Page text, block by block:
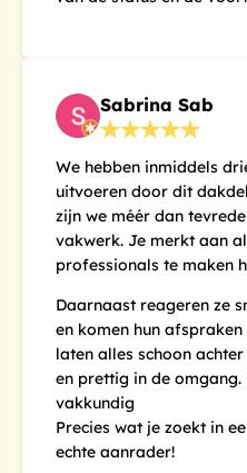
Sabrina Sab
We hebben inmiddels
uitvoeren door dit
zijn we méér dan
vakwerk. Je merkt aan
professionals te maken
Daarnaast reageren ze
en komen hun afspraken
laten alles schoon
en prettig in de
vakkundig
Precies wat je zoekt in
echte aanrader!